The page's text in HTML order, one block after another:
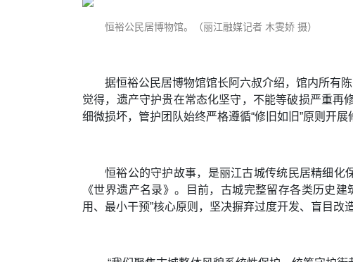
恒裕公民居博物馆。（丽江融媒记者 木雯娇 摄）
据恒裕公民居博物馆馆长阿六叔介绍，馆内所有
觉得，遗产守护贵在常态化坚守，不能等破损严重再
细微损坏，管护团队始终严格遵循“修旧如旧”原则开
恒裕公的守护故事，是丽江古城传统民居精细化
《世界遗产名录》。目前，古城完整留存各类历史
用、最小干预”核心原则，坚决摒弃过度开发、盲目